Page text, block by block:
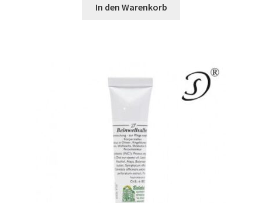
In den Warenkorb